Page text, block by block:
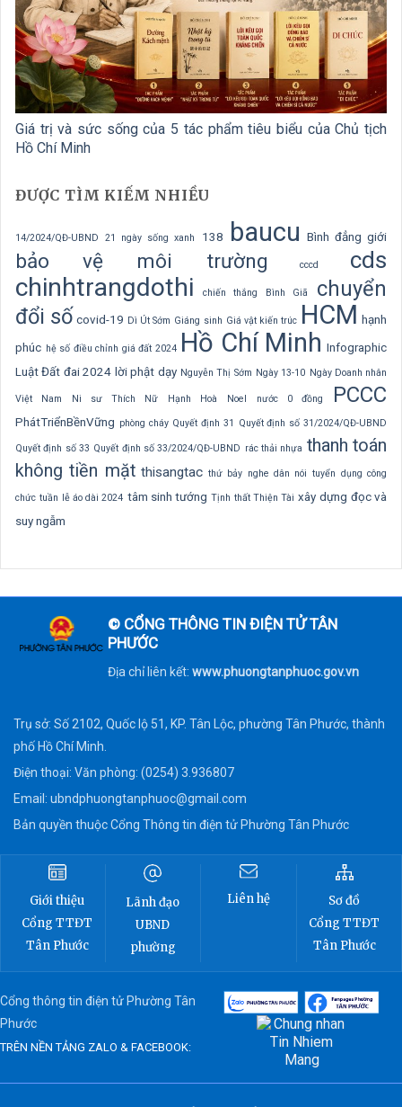
Giá trị và sức sống của 5 tác phẩm tiêu biểu của Chủ tịch
Hồ Chí Minh
ĐƯỢC TÌM KIẾM NHIỀU
14/2024/QĐ-UBND 21 ngày sống xanh 138 baucu Bình đẳng giới
bảo vệ môi trường cccd cds
chinhtrangdothi chiến thắng Bình Giã
chuyển
đổi số covid-19 Dì Út Sớm Giáng sinh Giá vật kiến trúc HCM hạnh
phúc hệ số điều chỉnh giá đất 2024 Hồ Chí Minh Infographic
Luật Đất đai 2024 lời phật dạy Nguyễn Thị Sớm Ngày 13-10 Ngày Doanh nhân
Việt Nam Ni sư Thích Nữ Hạnh Hoà Noel nước 0 đồng PCCC
PhátTriểnBềnVững phòng cháy Quyết định 31 Quyết định số 31/2024/QĐ-UBND
Quyết định số 33 Quyết định số 33/2024/QĐ-UBND rác thải nhựa thanh toán
không tiền mặt thisangtac thứ bảy nghe dân nói tuyển dụng công
chức tuần lễ áo dài 2024 tâm sinh tướng Tịnh thất Thiện Tài xây dựng đọc và
suy ngẫm
© CỔNG THÔNG TIN ĐIỆN TỬ TÂN
PHƯỚC
Địa chỉ liên kết: www.phuongtanphuoc.gov.vn
Trụ sở: Số 2102, Quốc lộ 51, KP. Tân Lộc, phường Tân Phước, thành
phố Hồ Chí Minh.
Điện thoại: Văn phòng: (0254) 3.936807
Email: ubndphuongtanphuoc@gmail.com
Bản quyền thuộc Cổng Thông tin điện tử Phường Tân Phước
Giới thiệu
Cổng TTĐT
Tân Phước
Lãnh đạo
UBND
phường
Liên hệ
Sơ đồ
Cổng TTĐT
Tân Phước
Cổng thông tin điện tử Phường Tân
Phước
TRÊN NỀN TẢNG ZALO & FACEBOOK: